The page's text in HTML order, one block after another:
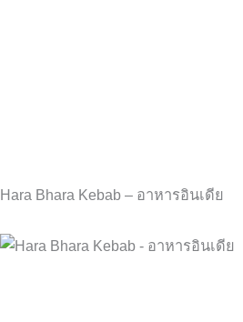
Hara Bhara Kebab – อาหารอินเดีย